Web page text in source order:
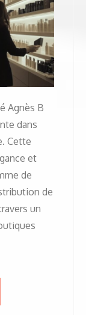
Agnès B
dans
Cette
et
de
de
un